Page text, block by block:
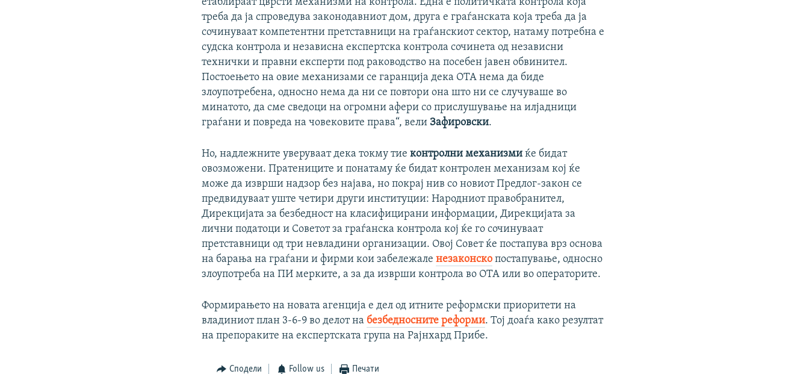
треба да ја спроведува законодавниот дом, друга е граѓанската која треба да ја
сочинуваат компетентни претставници на граѓанскиот сектор, натаму потребна е
судска контрола и независна експертска контрола сочинета од независни
технички и правни експерти под раководство на посебен јавен обвинител.
Постоењето на овие механизами се гаранција дека ОТА нема да биде
злоупотребена, односно нема да ни се повтори она што ни се случуваше во
минатото, да сме сведоци на огромни афери со прислушување на илјадници
граѓани и повреда на човековите права“, вели Зафировски.
Но, надлежните уверуваат дека токму тиеконтролни механизми ќе бидат
овозможени. Пратениците и понатаму ќе бидат контролен механизам кој ќе
може да изврши надзор без најава, но покрај нив со новиот Предлог-закон се
предвидуваат уште четири други институции: Народниот правобранител,
Дирекцијата за безбедност на класифицирани информации, Дирекцијата за
лични податоци и Советот за граѓанска контрола кој ќе го сочинуваат
претставници од три невладини организации. Овој Совет ќе постапува врз основа
на барања на граѓани и фирми кои забележаленезаконско постапување, односно
злоупотреба на ПИ мерките, а за да изврши контрола во ОТА или во операторите.
Формирањето на новата агенција е дел од итните реформски приоритети на
владиниот план 3-6-9 во делот на безбедносните реформи. Тој доаѓа како резултат
на препораките на експертската група на Рајнхард Прибе.
Сподели Follow us Печати